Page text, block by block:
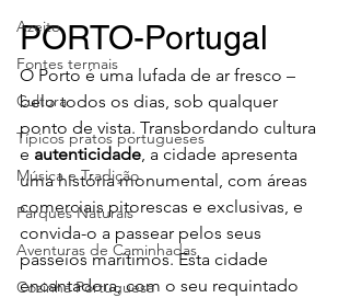
Azeite
Fontes termais
Cultura
Típicos pratos portugueses
Música e Tradição
Parques Naturais
Aventuras de Caminhadas
Cozinha Portuguesa
PORTO-Portugal
O Porto é uma lufada de ar fresco –
belo todos os dias, sob qualquer
ponto de vista. Transbordando cultura
e autenticidade, a cidade apresenta
uma história monumental, com áreas
comerciais pitorescas e exclusivas, e
convida-o a passear pelos seus
passeios marítimos. Esta cidade
encantadora, com o seu requintado